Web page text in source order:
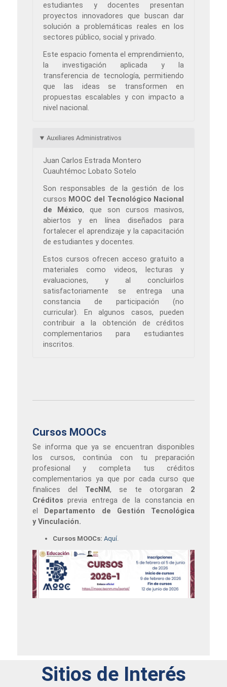
estudiantes y docentes presentan
proyectos innovadores que buscan dar
solución a problemáticas reales en los
sectores público, social y privado.
Este espacio fomenta el emprendimiento,
la investigación aplicada y la
transferencia de tecnología, permitiendo
que las ideas se transformen en
propuestas escalables y con impacto a
nivel nacional.
Auxiliares Administrativos
Juan Carlos Estrada Montero
Cuauhtémoc Lobato Sotelo
Son responsables de la gestión de los
cursos MOOC del Tecnológico Nacional
de México, que son cursos masivos,
abiertos y en línea diseñados para
fortalecer el aprendizaje y la capacitación
de estudiantes y docentes.
Estos cursos ofrecen acceso gratuito a
materiales como videos, lecturas y
evaluaciones, y al concluirlos
satisfactoriamente se entrega una
constancia de participación (no
curricular). En algunos casos, pueden
contribuir a la obtención de créditos
complementarios para estudiantes
inscritos.
Cursos MOOCs
Se informa que ya se encuentran disponibles
los cursos, continúa con tu preparación
profesional y completa tus créditos
complementarios ya que por cada curso que
finalices del TecNM, se te otorgaran 2
Créditos previa entrega de la constancia en
el
Departamento
de Gestión Tecnológica
y Vinculación.
Cursos MOOCs: Aquí.
Sitios de Interés